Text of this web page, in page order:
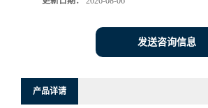
发送咨询信息
产品详请